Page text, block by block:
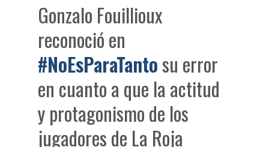
Gonzalo Fouillioux
reconoció en
#NoEsParaTantosu error
en cuanto a que la actitud
y protagonismo de los
jugadores de La Roja